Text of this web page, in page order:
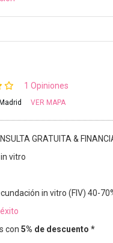
1 Opiniones
VER MAPA
GRATUITA &
vitro
in vitro (FIV) 40-
con 5% de descuento *